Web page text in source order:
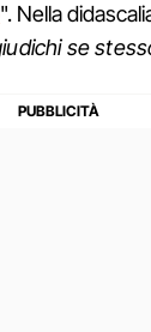
". Nella
se